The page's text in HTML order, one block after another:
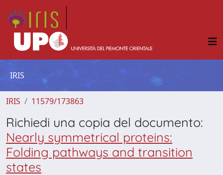
IRIS
IRIS 11579/173863
Richiedi una copia del documento:
Nearly symmetrical proteins:
Folding pathways and transition
states